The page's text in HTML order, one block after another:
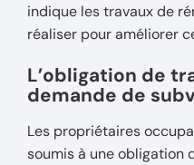
indique les travaux de
réaliser pour améliorer
L’obligation de
demande de
Les propriétaires
soumis à une obligation